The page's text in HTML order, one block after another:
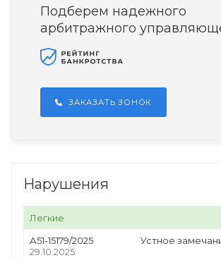
Подберем надежного
арбитражного
ЗАКАЗАТЬ ЗОНОК
Нарушения
Легкие
А51-15179/2025
29.10.2025
Устное